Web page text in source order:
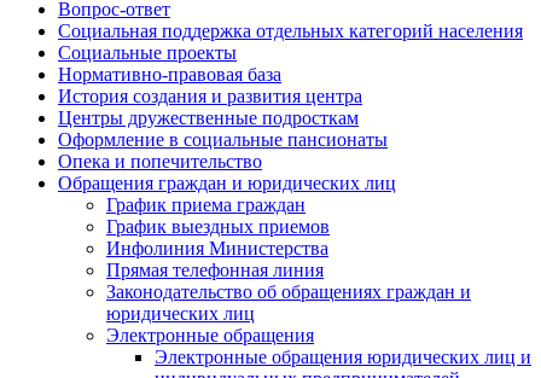
Вопрос-ответ
Социальная поддержка отдельных категорий населения
Социальные проекты
Нормативно-правовая база
История создания и развития центра
Центры дружественные подросткам
Оформление в социальные пансионаты
Опека и попечительство
Обращения граждан и юридических лиц
График приема граждан
График выездных приемов
Инфолиния Министерства
Прямая телефонная линия
Законодательство об обращениях граждан и
юридических лиц
Электронные обращения
Электронные обращения юридических лиц и